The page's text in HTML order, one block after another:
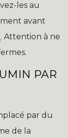
les au
avant
. Attention à ne
PAR
par du
de la